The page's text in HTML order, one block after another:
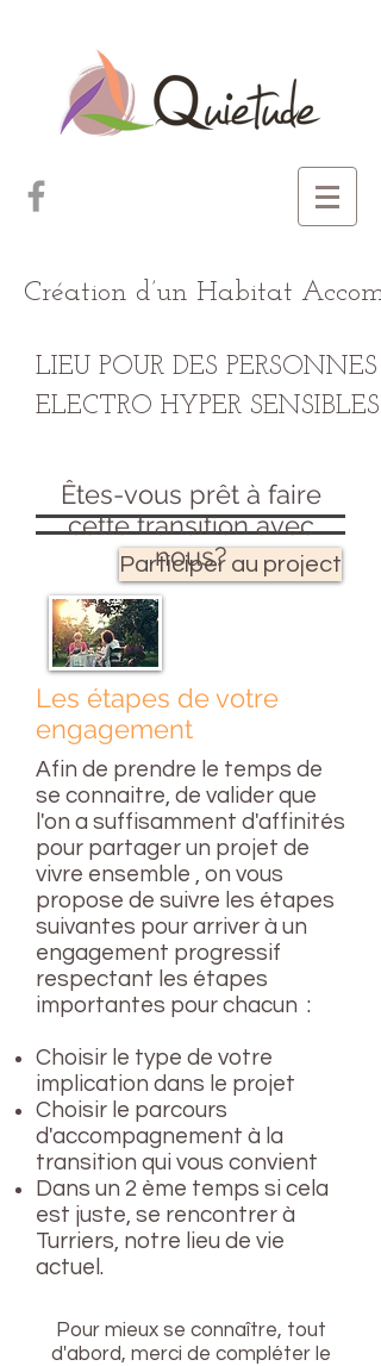
Création d’un Habitat
ELECTRO HYPER SENSIBLES
LIEU POUR DES PERSONNES
Participer au project
Êtes-vous prêt à faire
cette transition avec
nous?
Les étapes de votre
engagement
Afin de prendre le temps de
se connaitre, de valider que
l'on a suffisamment d'affinités
pour partager un projet de
vivre ensemble , on vous
propose de suivre les étapes
suivantes pour arriver à un
engagement progressif
respectant les étapes
importantes pour chacun :
Choisir le type de votre
implication dans le projet
Choisir le parcours
d'accompagnement à la
transition qui vous convient
Dans un 2 ème temps si cela
est juste, se rencontrer à
Turriers, notre lieu de vie
actuel.
Pour mieux se connaître, tout
d'abord, merci de compléter le